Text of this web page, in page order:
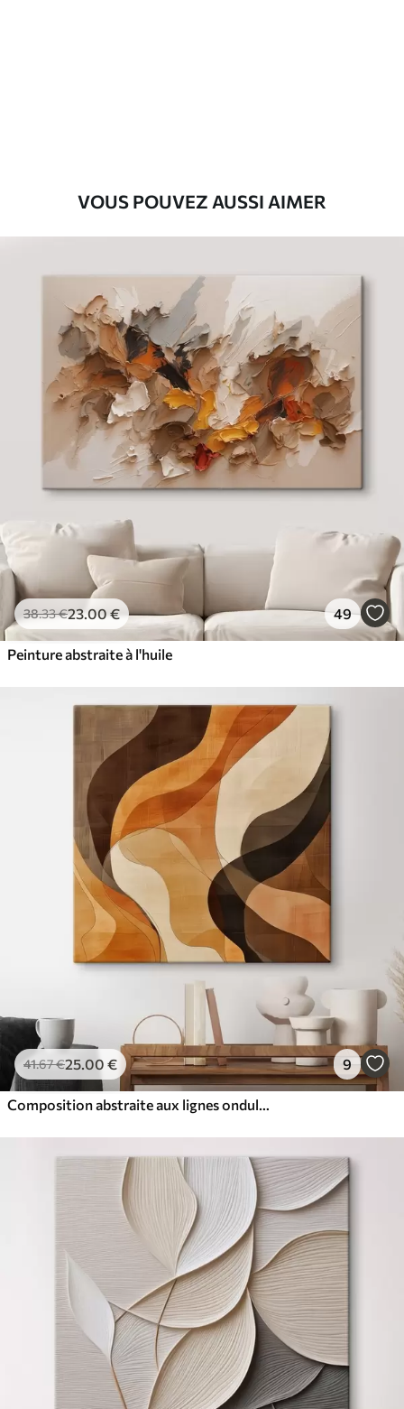
VOUS POUVEZ AUSSI AIMER
38.33€23.00€ 49
Peinture abstraite à l'huile
41.67€25.00 € 9
Composition abstraite aux lignes ondulées dynamiques, dans une palette de tons brun terre cuite